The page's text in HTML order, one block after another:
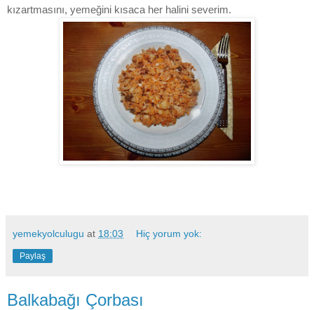
kızartmasını, yemeğini kısaca her halini severim.
yemekyolculugu at 18:03 Hiç yorum yok:
Paylaş
Balkabağı Çorbası